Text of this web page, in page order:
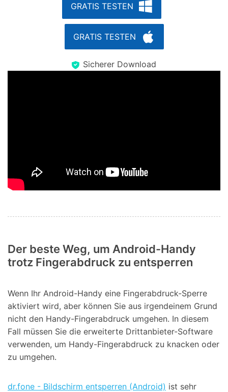
GRATIS TESTEN
GRATIS TESTEN
Sicherer Download
Der beste Weg, um Android-Handy
trotz Fingerabdruck zu entsperren
Wenn Ihr Android-Handy eine Fingerabdruck-Sperre
aktiviert wird, aber können Sie aus irgendeinem Grund
nicht den Handy-Fingerabdruck umgehen. In diesem
Fall müssen Sie die erweiterte Drittanbieter-Software
verwenden, um Handy-Fingerabdruck zu knacken oder
zu umgehen.
dr.fone - Bildschirm entsperren (Android) ist sehr